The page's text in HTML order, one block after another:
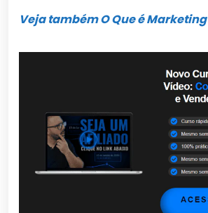
Veja também O Que é